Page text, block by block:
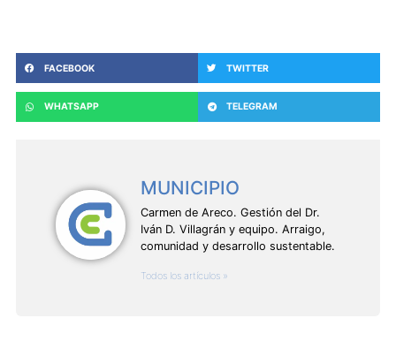
FACEBOOK TWITTER
WHATSAPP TELEGRAM
MUNICIPIO
Carmen de Areco. Gestión del Dr.
Iván D. Villagrán y equipo. Arraigo,
comunidad y desarrollo sustentable.
Todos los artículos »